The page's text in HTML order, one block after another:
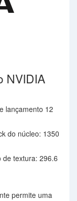
NVIDIA
lançamento 12
do núcleo: 1350
textura: 296.6
permite uma